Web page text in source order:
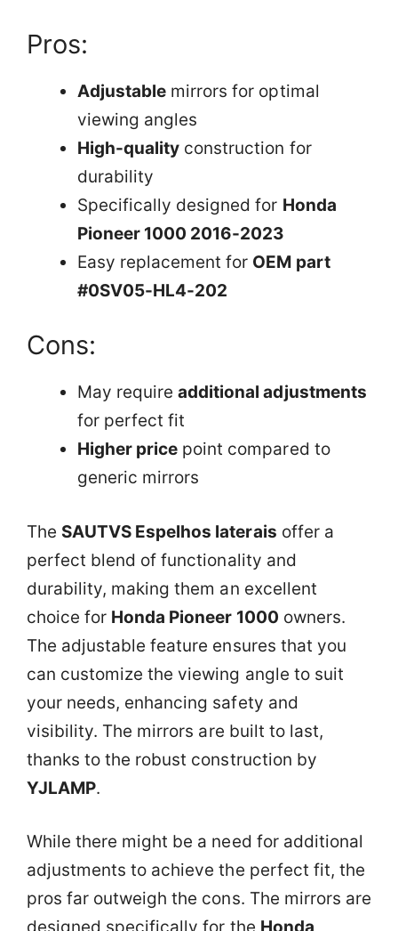
Pros:
Adjustable mirrors for optimal
viewing angles
High-quality construction for
durability
Specifically designed for Honda
Pioneer 1000 2016-2023
Easy replacement for OEM part
#0SV05-HL4-202
Cons:
May requireadditional adjustments
for perfect fit
Higher price point compared to
generic mirrors
The SAUTVS Espelhos laterais offer a
perfect blend of functionality and
durability, making them an excellent
choice for Honda Pioneer 1000 owners.
The adjustable feature ensures that you
can customize the viewing angle to suit
your needs, enhancing safety and
visibility. The mirrors are built to last,
thanks to the robust construction by
YJLAMP.
While there might be a need for additional
adjustments to achieve the perfect fit, the
pros far outweigh the cons. The mirrors are